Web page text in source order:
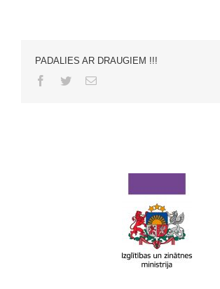
PADALIES AR DRAUGIEM !!!
Facebook
TwitterEmail